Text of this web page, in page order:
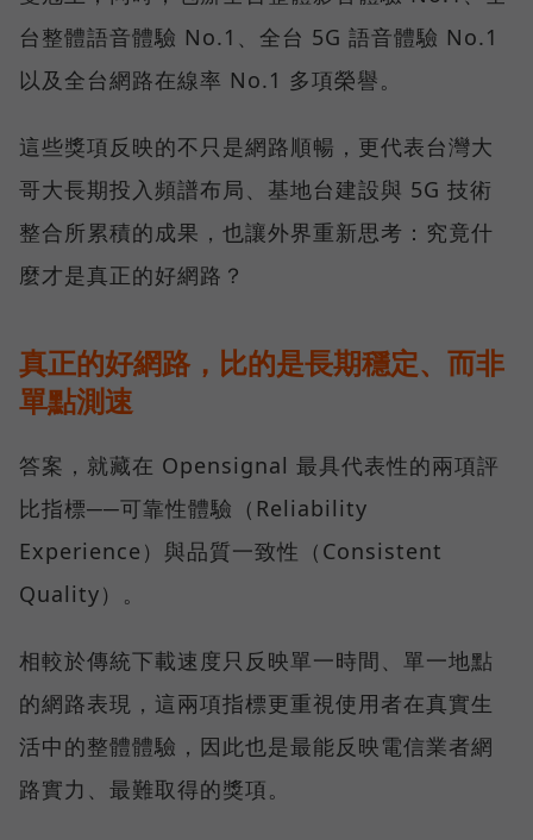
台整體語音體驗 No.1、全台 5G 語音體驗 No.1
以及全台網路在線率 No.1 多項榮譽。
這些獎項反映的不只是網路順暢，更代表台灣大
哥大長期投入頻譜布局、基地台建設與 5G 技術
整合所累積的成果，也讓外界重新思考：究竟什
麼才是真正的好網路？
真正的好網路，比的是長期穩定、而非
單點測速
答案，就藏在 Opensignal 最具代表性的兩項評
比指標──可靠性體驗（Reliability
Experience）與品質一致性（Consistent
Quality）。
相較於傳統下載速度只反映單一時間、單一地點
的網路表現，這兩項指標更重視使用者在真實生
活中的整體體驗，因此也是最能反映電信業者網
路實力、最難取得的獎項。